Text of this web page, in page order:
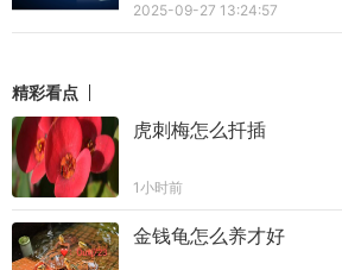
2025-09-27 13:24:57
精彩看点
虎刺梅怎么扦插
1小时前
金钱龟怎么养才好